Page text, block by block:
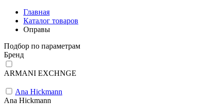
Главная
Каталог товаров
Оправы
Подбор по параметрам
Бренд
ARMANI EXCHNGE
Ana Hickmann
Ana Hickmann